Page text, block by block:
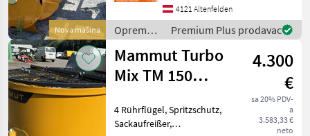
Nova mašina
1000kg Durchmesser 1, 30m
Trommelbreite 2, 30m
Front und Heckanbau
Streubreit
4121 Altenfelden
Oprema
za
hranidbu
životinja /
Mammut
Premium Plus prodavac
Mammut Turbo
Mix TM 150
4.300
€
sa 20% PDV-
a
3.583,33 €
neto
4 Rührflügel, Spritzschutz,
Sackaufreißer,